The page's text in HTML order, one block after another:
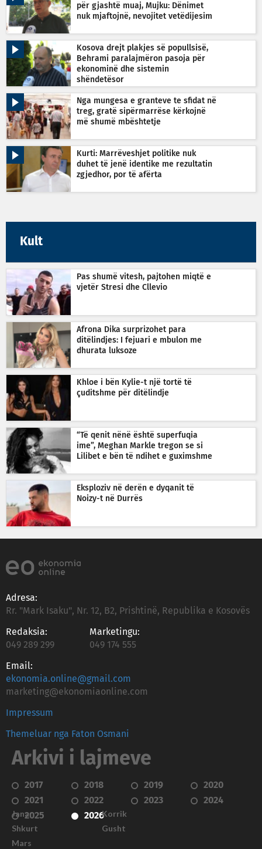
për gjashtë muaj, Mujku: Dënimet
nuk mjaftojnë, nevojitet vetëdijesim
Kosova drejt plakjes së popullsisë,
Behrami paralajmëron pasoja për
ekonominë dhe sistemin
shëndetësor
Nga mungesa e granteve te sfidat në
treg, gratë sipërmarrëse kërkojnë
më shumë mbështetje
Kurti: Marrëveshjet politike nuk
duhet të jenë identike me rezultatin
zgjedhor, por të afërta
Kult
Pas shumë vitesh, pajtohen miqtë e
vjetër Stresi dhe Cllevio
Afrona Dika surprizohet para
ditëlindjes: I fejuari e mbulon me
dhurata luksoze
Khloe i bën Kylie-t një tortë të
çuditshme për ditëlindje
“Të qenit nënë është superfuqia
ime”, Meghan Markle tregon se si
Lilibet e bën të ndihet e guximshme
Eksploziv në derën e dyqanit të
Noizy-t në Durrës
Adresa:
Rr. "Mark Isaku", Nr. 12, B2, Prishtinë, Republika e Kosovës
Redaksia:
049 289 299
Marketingu:
049 174 555
Email:
ekonomia.online@gmail.com
marketing@ekonomiaonline.com
Impressum
Themeluar nga Faton Osmani
Arkivi i lajmeve
2017 2018 2019
2020
2021
2022 2023
2024
2025
2026
Janar
Shkurt
Mars
Korrik
Gusht